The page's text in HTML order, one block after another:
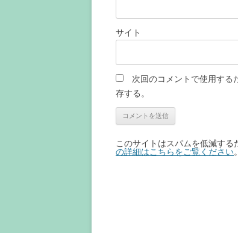
サイト
次回のコメントで使用する
存する。
このサイトはスパムを低減する
の詳細はこちらをご覧ください。